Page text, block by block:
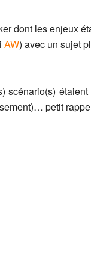
dont les enjeux
AW) avec un sujet
scénario(s)
petit